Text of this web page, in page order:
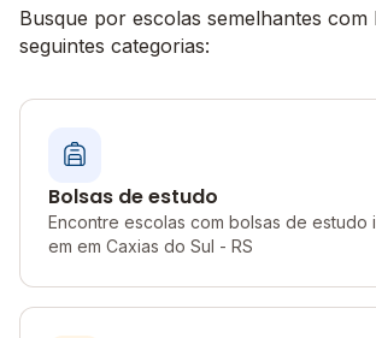
Busque por escolas semelhantes com
seguintes categorias:
Bolsas de estudo
Encontre escolas com bolsas de estudo
em em Caxias do Sul - RS